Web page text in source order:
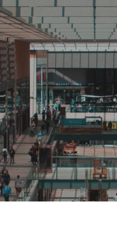
Компания основана
2011
Количество объектов в мире
9
Количество объектов в России
2
Представлены в регионах
Москва
Воронеж,Краснодар,
Новосибирск,Ростов-на-Дону
Изменить
Наличие франчайзинга
Да
О компании